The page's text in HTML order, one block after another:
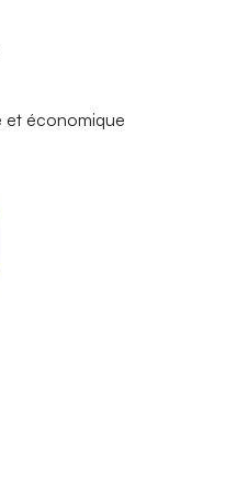
et économique